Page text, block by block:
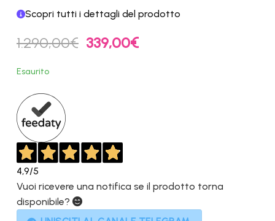
Scopri tutti i dettagli del prodotto
1.290,00€ Il
prezzo
339,00€Il
Esaurito
4,9/5
Vuoi ricevere una notifica se il prodotto torna
disponibile?